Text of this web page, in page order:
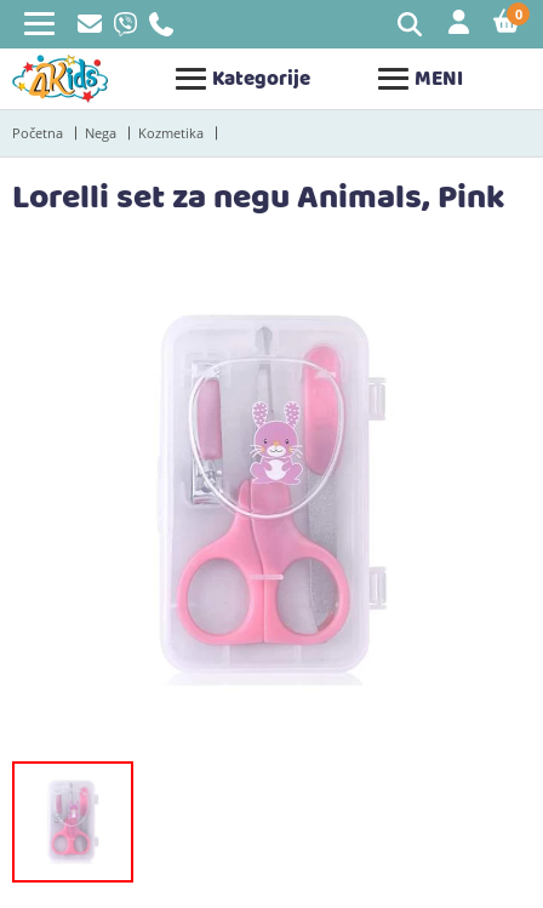
Kategorije MENI
0
Početna Nega Kozmetika
Lorelli set za negu Animals, Pink